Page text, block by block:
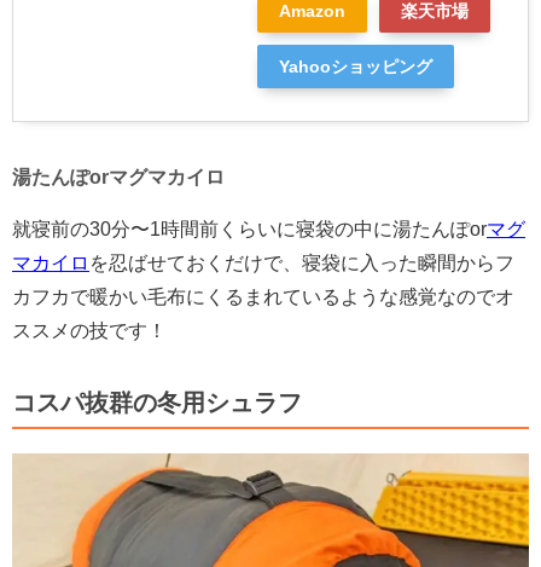
Amazon 楽天市場
Yahooショッピング
湯たんぽorマグマカイロ
就寝前の30分〜1時間前くらいに寝袋の中に湯たんぽorマグ
マカイロ を忍ばせておくだけで、寝袋に入った瞬間からフ
カフカで暖かい毛布にくるまれているような感覚なのでオ
ススメの技です！
コスパ抜群の冬用シュラフ